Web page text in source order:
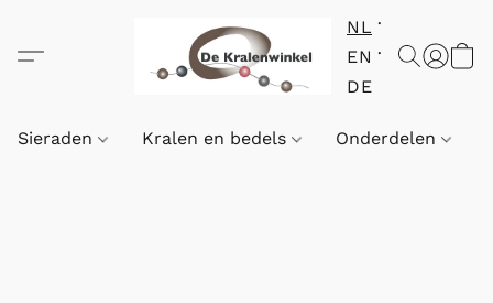
NL
EN
DE
Sieraden Kralen en bedels Onderdelen